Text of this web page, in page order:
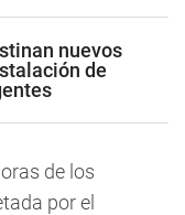
nuevos
de
de los
por el